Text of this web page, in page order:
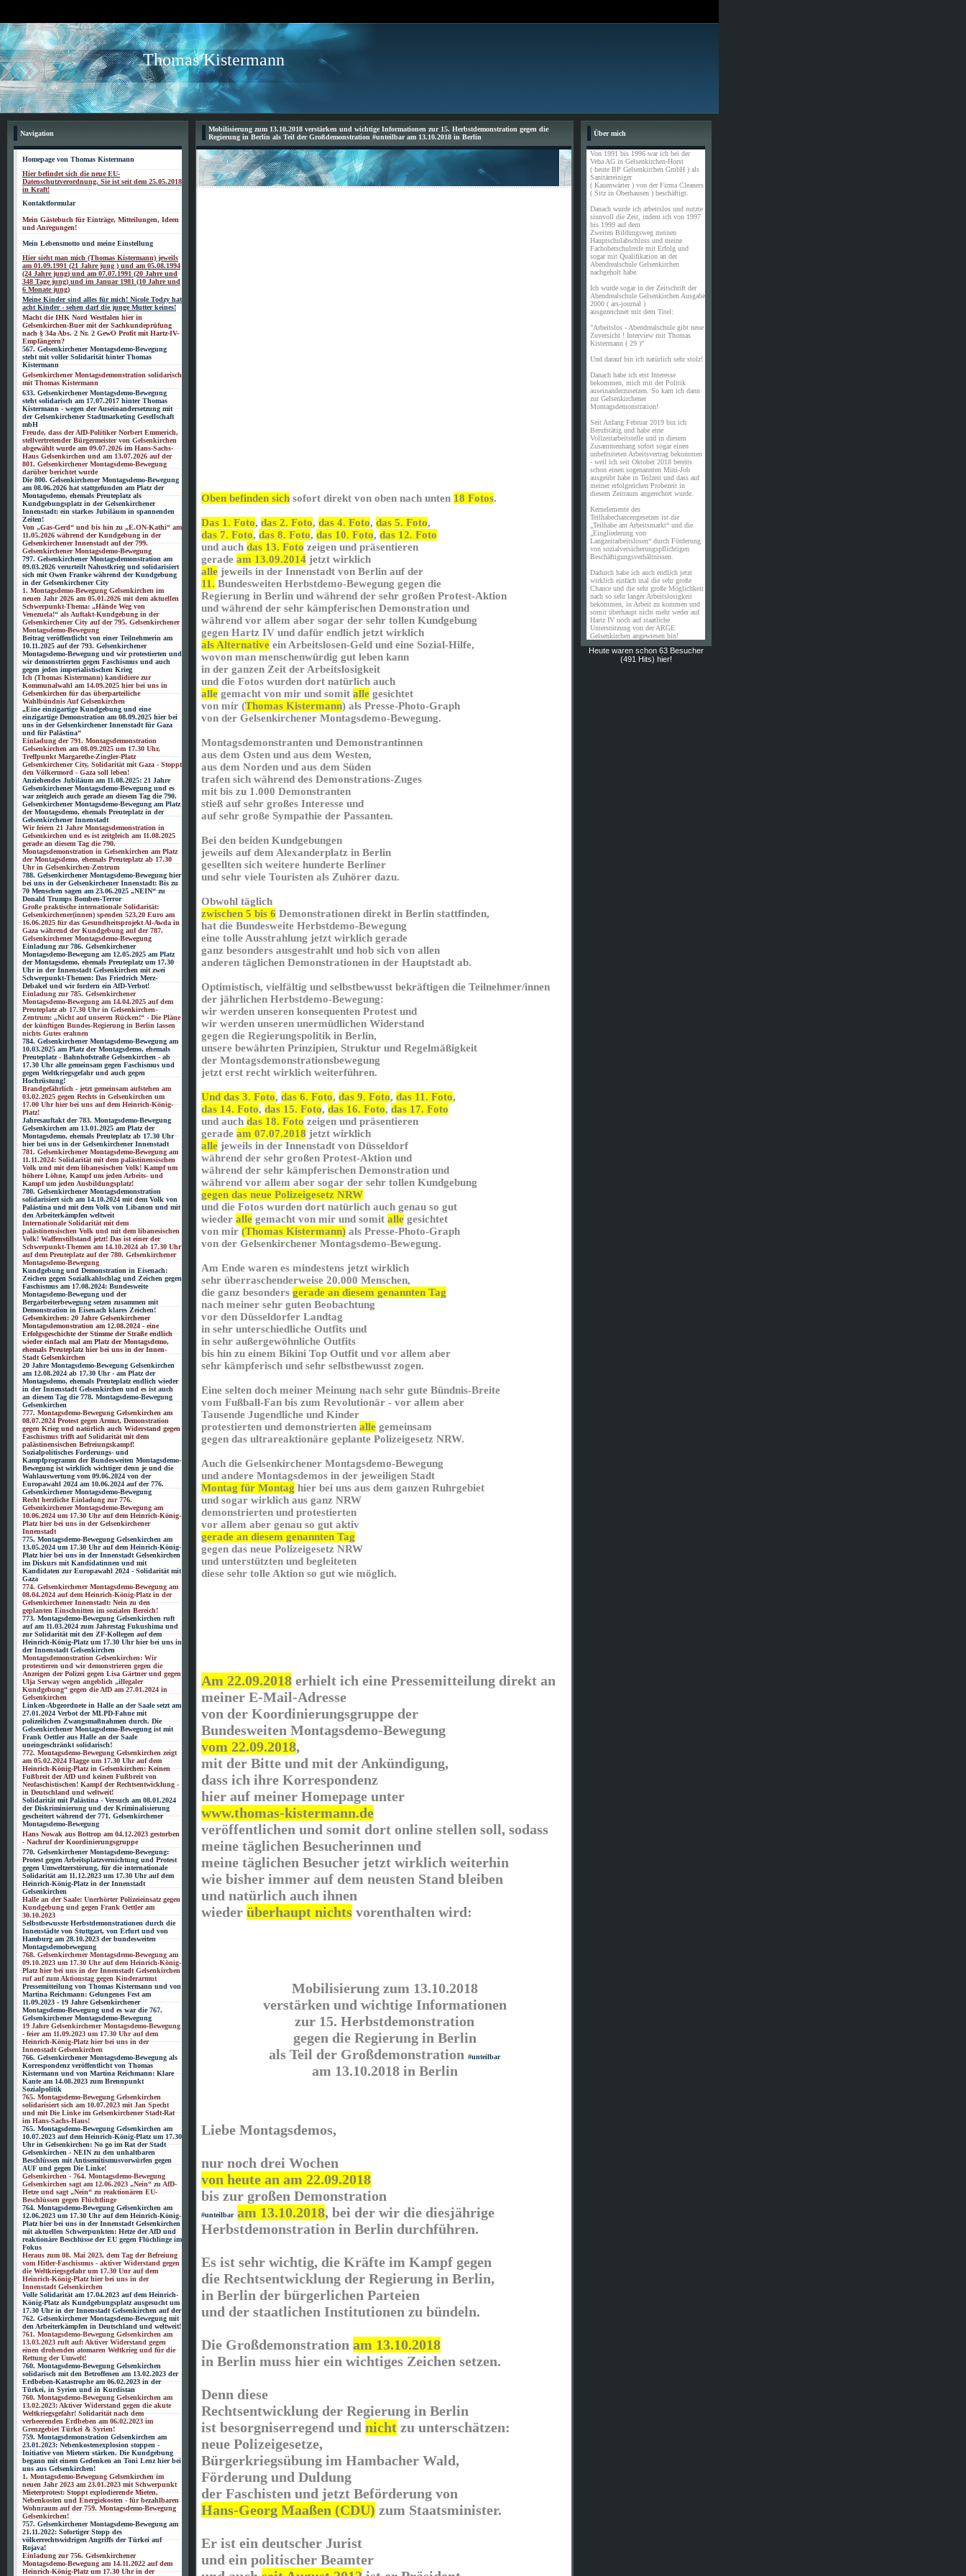
Thomas Kistermann
Navigation
Homepage von Thomas Kistermann
Hier befindet sich die neue EU-
Datenschutzverordnung. Sie ist seit dem 25.05.2018
in Kraft!
Kontaktformular
Mein Gästebuch für Einträge, Mitteilungen, Ideen
und Anregungen!
Mein Lebensmotto und meine Einstellung
Hier sieht man mich (Thomas Kistermann) jeweils
am 01.09.1991 (21 Jahre jung ) und am 05.08.1994
(24 Jahre jung) und am 07.07.1991 (20 Jahre und
348 Tage jung) und im Januar 1981 (10 Jahre und
6 Monate jung)
Meine Kinder sind alles für mich! Nicole Todzy hat
acht Kinder - sehen darf die junge Mutter keines!
Macht die IHK Nord Westfalen hier in
Gelsenkirchen-Buer mit der Sachkundeprüfung
nach § 34a Abs. 2 Nr. 2 GewO Profit mit Hartz-IV-
Empfängern?
567. Gelsenkirchener Montagsdemo-Bewegung
steht mit voller Solidarität hinter Thomas
Kistermann
Gelsenkirchener Montagsdemonstration solidarisch
mit Thomas Kistermann
633. Gelsenkirchener Montagsdemo-Bewegung
steht solidarisch am 17.07.2017 hinter Thomas
Kistermann - wegen der Auseinandersetzung mit
der Gelsenkirchener Stadtmarketing Gesellschaft
mbH
Freude, dass der AfD-Politiker Norbert Emmerich,
stellvertretender Bürgermeister von Gelsenkirchen
abgewählt wurde am 09.07.2026 im Hans-Sachs-
Haus Gelsenkirchen und am 13.07.2026 auf der
801. Gelsenkirchener Montagsdemo-Bewegung
darüber berichtet wurde
Die 800. Gelsenkirchener Montagsdemo-Bewegung
am 08.06.2026 hat stattgefunden am Platz der
Montagsdemo, ehemals Preuteplatz als
Kundgebungsplatz in der Gelsenkirchener
Innenstadt: ein starkes Jubiläum in spannenden
Zeiten!
Von „Gas-Gerd“ und bis hin zu „E.ON-Kathi“ am
11.05.2026 während der Kundgebung in der
Gelsenkirchener Innenstadt auf der 799.
Gelsenkirchener Montagsdemo-Bewegung
797. Gelsenkirchener Montagsdemonstration am
09.03.2026 verurteilt Nahostkrieg und solidarisiert
sich mit Owen Franke während der Kundgebung
in der Gelsenkirchener City
1. Montagsdemo-Bewegung Gelsenkirchen im
neuen Jahr 2026 am 05.01.2026 mit dem aktuellen
Schwerpunkt-Thema: „Hände Weg von
Venezuela!“ als Auftakt-Kundgebung in der
Gelsenkirchener City auf der 795. Gelsenkirchener
Montagsdemo-Bewegung
Beitrag veröffentlicht von einer Teilnehmerin am
10.11.2025 auf der 793. Gelsenkirchener
Montagsdemo-Bewegung und wir protestierten und
wir demonstrierten gegen Faschismus und auch
gegen jeden imperialistischen Krieg
Ich (Thomas Kistermann) kandidiere zur
Kommunalwahl am 14.09.2025 hier bei uns in
Gelsenkirchen für das überparteiliche
Wahlbündnis Auf Gelsenkirchen
„Eine einzigartige Kundgebung und eine
einzigartige Demonstration am 08.09.2025 hier bei
uns in der Gelsenkirchener Innenstadt für Gaza
und für Palästina“
Einladung der 791. Montagsdemonstration
Gelsenkirchen am 08.09.2025 um 17.30 Uhr,
Treffpunkt Margarethe-Zingler-Platz
Gelsenkirchener City, Solidarität mit Gaza - Stoppt
den Völkermord - Gaza soll leben!
Anziehendes Jubiläum am 11.08.2025: 21 Jahre
Gelsenkirchener Montagsdemo-Bewegung und es
war zeitgleich auch gerade an diesem Tag die 790.
Gelsenkirchener Montagsdemo-Bewegung am Platz
der Montagsdemo, ehemals Preuteplatz in der
Gelsenkirchener Innenstadt
Wir feiern 21 Jahre Montagsdemonstration in
Gelsenkirchen und es ist zeitgleich am 11.08.2025
gerade an diesem Tag die 790.
Montagsdemonstration in Gelsenkirchen am Platz
der Montagsdemo, ehemals Preuteplatz ab 17.30
Uhr in Gelsenkirchen-Zentrum
788. Gelsenkirchener Montagsdemo-Bewegung hier
bei uns in der Gelsenkirchener Innenstadt: Bis zu
70 Menschen sagen am 23.06.2025 „NEIN“ zu
Donald Trumps Bomben-Terror
Große praktische internationale Solidarität:
Gelsenkirchener(innen) spenden 523,20 Euro am
16.06.2025 für das Gesundheitsprojekt Al-Awda in
Gaza während der Kundgebung auf der 787.
Gelsenkirchener Montagsdemo-Bewegung
Einladung zur 786. Gelsenkirchener
Montagsdemo-Bewegung am 12.05.2025 am Platz
der Montagsdemo, ehemals Preuteplatz um 17.30
Uhr in der Innenstadt Gelsenkirchen mit zwei
Schwerpunkt-Themen: Das Friedrich Merz-
Debakel und wir fordern ein AfD-Verbot!
Einladung zur 785. Gelsenkirchener
Montagsdemo-Bewegung am 14.04.2025 auf dem
Preuteplatz ab 17.30 Uhr in Gelsenkirchen-
Zentrum: „Nicht auf unseren Rücken!“ - Die Pläne
der künftigen Bundes-Regierung in Berlin lassen
nichts Gutes erahnen
784. Gelsenkirchener Montagsdemo-Bewegung am
10.03.2025 am Platz der Montagsdemo, ehemals
Preuteplatz - Bahnhofstraße Gelsenkirchen - ab
17.30 Uhr alle gemeinsam gegen Faschismus und
gegen Weltkriegsgefahr und auch gegen
Hochrüstung!
Brandgefährlich - jetzt gemeinsam aufstehen am
03.02.2025 gegen Rechts in Gelsenkirchen um
17.00 Uhr hier bei uns auf dem Heinrich-König-
Platz!
Jahresauftakt der 783. Montagsdemo-Bewegung
Gelsenkirchen am 13.01.2025 am Platz der
Montagsdemo, ehemals Preuteplatz ab 17.30 Uhr
hier bei uns in der Gelsenkirchener Innenstadt
781. Gelsenkirchener Montagsdemo-Bewegung am
11.11.2024: Solidarität mit dem palästinensischen
Volk und mit dem libanesischen Volk! Kampf um
höhere Löhne, Kampf um jeden Arbeits- und
Kampf um jeden Ausbildungsplatz!
780. Gelsenkirchener Montagsdemonstration
solidarisiert sich am 14.10.2024 mit dem Volk von
Palästina und mit dem Volk von Libanon und mit
den Arbeiterkämpfen weltweit
Internationale Solidarität mit dem
palästinensischen Volk und mit dem libanesischen
Volk! Waffenstillstand jetzt! Das ist einer der
Schwerpunkt-Themen am 14.10.2024 ab 17.30 Uhr
auf dem Preuteplatz auf der 780. Gelsenkirchener
Montagsdemo-Bewegung
Kundgebung und Demonstration in Eisenach:
Zeichen gegen Sozialkahlschlag und Zeichen gegen
Faschismus am 17.08.2024: Bundesweite
Montagsdemo-Bewegung und der
Bergarbeiterbewegung setzen zusammen mit
Demonstration in Eisenach klares Zeichen!
Gelsenkirchen: 20 Jahre Gelsenkirchener
Montagsdemonstration am 12.08.2024 - eine
Erfolgsgeschichte der Stimme der Straße endlich
wieder einfach mal am Platz der Montagsdemo,
ehemals Preuteplatz hier bei uns in der Innen-
Stadt Gelsenkirchen
20 Jahre Montagsdemo-Bewegung Gelsenkirchen
am 12.08.2024 ab 17.30 Uhr - am Platz der
Montagsdemo, ehemals Preuteplatz endlich wieder
in der Innenstadt Gelsenkirchen und es ist auch
an diesem Tag die 778. Montagsdemo-Bewegung
Gelsenkirchen
777. Montagsdemo-Bewegung Gelsenkirchen am
08.07.2024 Protest gegen Armut, Demonstration
gegen Krieg und natürlich auch Widerstand gegen
Faschismus trifft auf Solidarität mit dem
palästinensischen Befreiungskampf!
Sozialpolitisches Forderungs- und
Kampfprogramm der Bundesweiten Montagsdemo-
Bewegung ist wirklich wichtiger denn je und die
Wahlauswertung vom 09.06.2024 von der
Europawahl 2024 am 10.06.2024 auf der 776.
Gelsenkirchener Montagsdemo-Bewegung
Recht herzliche Einladung zur 776.
Gelsenkirchener Montagsdemo-Bewegung am
10.06.2024 um 17.30 Uhr auf dem Heinrich-König-
Platz hier bei uns in der Gelsenkirchener
Innenstadt
775. Montagsdemo-Bewegung Gelsenkirchen am
13.05.2024 um 17.30 Uhr auf dem Heinrich-König-
Platz hier bei uns in der Innenstadt Gelsenkirchen
im Diskurs mit Kandidatinnen und mit
Kandidaten zur Europawahl 2024 - Solidarität mit
Gaza
774. Gelsenkirchener Montagsdemo-Bewegung am
08.04.2024 auf dem Heinrich-König-Platz in der
Gelsenkirchener Innenstadt: Nein zu den
geplanten Einschnitten im sozialen Bereich!
773. Montagsdemo-Bewegung Gelsenkirchen ruft
auf am 11.03.2024 zum Jahrestag Fukushima und
zur Solidarität mit den ZF-Kollegen auf dem
Heinrich-König-Platz um 17.30 Uhr hier bei uns in
der Innenstadt Gelsenkirchen
Montagsdemonstration Gelsenkirchen: Wir
protestieren und wir demonstrieren gegen die
Anzeigen der Polizei gegen Lisa Gärtner und gegen
Ulja Serway wegen angeblich „illegaler
Kundgebung“ gegen die AfD am 27.01.2024 in
Gelsenkirchen
Linken-Abgeordnete in Halle an der Saale setzt am
27.01.2024 Verbot der MLPD-Fahne mit
polizeilichen Zwangsmaßnahmen durch. Die
Gelsenkirchener Montagsdemo-Bewegung ist mit
Frank Oettler aus Halle an der Saale
uneingeschränkt solidarisch!
772. Montagsdemo-Bewegung Gelsenkirchen zeigt
am 05.02.2024 Flagge um 17.30 Uhr auf dem
Heinrich-König-Platz in Gelsenkirchen: Keinen
Fußbreit der AfD und keinen Fußbreit von
Neofaschistischen! Kampf der Rechtsentwicklung -
in Deutschland und weltweit!
Solidarität mit Palästina - Versuch am 08.01.2024
der Diskriminierung und der Kriminalisierung
gescheitert während der 771. Gelsenkirchener
Montagsdemo-Bewegung
Hans Nowak aus Bottrop am 04.12.2023 gestorben
- Nachruf der Koordinierungsgruppe
770. Gelsenkirchener Montagsdemo-Bewegung:
Protest gegen Arbeitsplatzvernichtung und Protest
gegen Umweltzerstörung, für die internationale
Solidarität am 11.12.2023 um 17.30 Uhr auf dem
Heinrich-König-Platz in der Innenstadt
Gelsenkirchen
Halle an der Saale: Unerhörter Polizeieinsatz gegen
Kundgebung und gegen Frank Oettler am
30.10.2023
Selbstbewusste Herbstdemonstrationen durch die
Innenstädte von Stuttgart, von Erfurt und von
Hamburg am 28.10.2023 der bundesweiten
Montagsdemobewegung
768. Gelsenkirchener Montagsdemo-Bewegung am
09.10.2023 um 17.30 Uhr auf dem Heinrich-König-
Platz hier bei uns in der Innenstadt Gelsenkirchen
ruf auf zum Aktionstag gegen Kinderarmut
Pressemitteilung von Thomas Kistermann und von
Martina Reichmann: Gelungenes Fest am
11.09.2023 - 19 Jahre Gelsenkirchener
Montagsdemo-Bewegung und es war die 767.
Gelsenkirchener Montagsdemo-Bewegung
19 Jahre Gelsenkirchener Montagsdemo-Bewegung
- feier am 11.09.2023 um 17.30 Uhr auf dem
Heinrich-König-Platz hier bei uns in der
Innenstadt Gelsenkirchen
766. Gelsenkirchener Montagsdemo-Bewegung als
Korrespondenz veröffentlicht von Thomas
Kistermann und von Martina Reichmann: Klare
Kante am 14.08.2023 zum Brennpunkt
Sozialpolitik
765. Montagsdemo-Bewegung Gelsenkirchen
solidarisiert sich am 10.07.2023 mit Jan Specht
und mit Die Linke im Gelsenkirchener Stadt-Rat
im Hans-Sachs-Haus!
765. Montagsdemo-Bewegung Gelsenkirchen am
10.07.2023 auf dem Heinrich-König-Platz um 17.30
Uhr in Gelsenkirchen: No go im Rat der Stadt
Gelsenkirchen - NEIN zu den unhaltbaren
Beschlüssen mit Antisemitismusvorwürfen gegen
AUF und gegen Die Linke!
Gelsenkirchen - 764. Montagsdemo-Bewegung
Gelsenkirchen sagt am 12.06.2023 „Nein“ zu AfD-
Hetze und sagt „Nein“ zu reaktionären EU-
Beschlüssen gegen Flüchtlinge
764. Montagsdemo-Bewegung Gelsenkirchen am
12.06.2023 um 17.30 Uhr auf dem Heinrich-König-
Platz hier bei uns in der Innenstadt Gelsenkirchen
mit aktuellen Schwerpunkten: Hetze der AfD und
reaktionäre Beschlüsse der EU gegen Flüchlinge im
Fokus
Heraus zum 08. Mai 2023, dem Tag der Befreiung
vom Hitler-Faschismus - aktiver Widerstand gegen
die Weltkriegsgefahr um 17.30 Unr auf dem
Heinrich-König-Platz hier bei uns in der
Innenstadt Gelsenkirchen
Volle Solidarität am 17.04.2023 auf dem Heinrich-
König-Platz als Kundgebungsplatz ausgesucht um
17.30 Uhr in der Innenstadt Gelsenkirchen auf der
762. Gelsenkirchener Montagsdemo-Bewegung mit
den Arbeiterkämpfen in Deutschland und weltweit!
761. Montagsdemo-Bewegung Gelsenkirchen am
13.03.2023 ruft auf: Aktiver Widerstand gegen
einen drohenden atomaren Weltkrieg und für die
Rettung der Umwelt!
760. Montagsdemo-Bewegung Gelsenkirchen
solidarisch mit den Betroffenen am 13.02.2023 der
Erdbeben-Katastrophe am 06.02.2023 in der
Türkei, in Syrien und in Kurdistan
760. Montagsdemo-Bewegung Gelsenkirchen am
13.02.2023: Aktiver Widerstand gegen die akute
Weltkriegsgefahr! Solidarität nach dem
verheerenden Erdbeben am 06.02.2023 im
Grenzgebiet Türkei & Syrien!
759. Montagsdemonstration Gelsenkirchen am
23.01.2023: Nebenkostenexplosion stoppen -
Initiative von Mietern stärken. Die Kundgebung
begann mit einem Gedenken an Toni Lenz hier bei
uns aus Gelsenkirchen!
1. Montagsdemo-Bewegung Gelsenkirchen im
neuen Jahr 2023 am 23.01.2023 mit Schwerpunkt
Mieterprotest: Stoppt explodierende Mieten,
Nebenkosten und Energiekosten - für bezahlbaren
Wohnraum auf der 759. Montagsdemo-Bewegung
Gelsenkirchen!
757. Gelsenkirchener Montagsdemo-Bewegung am
21.11.2022: Sofortiger Stopp des
völkerrechtswidrigen Angriffs der Türkei auf
Rojava!
Einladung zur 756. Gelsenkirchener
Montagsdemo-Bewegung am 14.11.2022 auf dem
Heinrich-König-Platz um 17.30 Uhr in der
Mobilisierung zum 13.10.2018 verstärken und wichtige Informationen zur 15. Herbstdemonstration gegen die
Regierung in Berlin als Teil der Großdemonstration #unteilbar am 13.10.2018 in Berlin
Oben befinden sich sofort direkt von oben nach unten 18 Fotos.
Das 1. Foto, das 2. Foto, das 4. Foto, das 5. Foto,
das 7. Foto, das 8. Foto, das 10. Foto, das 12. Foto
und auch das 13. Foto zeigen und präsentieren
gerade am 13.09.2014 jetzt wirklich
alle jeweils in der Innenstadt von Berlin auf der
11. Bundesweiten Herbstdemo-Bewegung gegen die
Regierung in Berlin und während der sehr großen Protest-Aktion
und während der sehr kämpferischen Demonstration und
während vor allem aber sogar der sehr tollen Kundgebung
gegen Hartz IV und dafür endlich jetzt wirklich
als Alternative ein Arbeitslosen-Geld und eine Sozial-Hilfe,
wovon man menschenwürdig gut leben kann
in der ganzen Zeit der Arbeitslosigkeit
und die Fotos wurden dort natürlich auch
alle gemacht von mir und somit alle gesichtet
von mir (Thomas Kistermann) als Presse-Photo-Graph
von der Gelsenkirchener Montagsdemo-Bewegung.
Montagsdemonstranten und Demonstrantinnen
aus dem Osten und aus dem Westen,
aus dem Norden und aus dem Süden
trafen sich während des Demonstrations-Zuges
mit bis zu 1.000 Demonstranten
stieß auf sehr großes Interesse und
auf sehr große Sympathie der Passanten.
Bei den beiden Kundgebungen
jeweils auf dem Alexanderplatz in Berlin
gesellten sich weitere hunderte Berliner
und sehr viele Touristen als Zuhörer dazu.
Obwohl täglich
zwischen 5 bis 6 Demonstrationen direkt in Berlin stattfinden,
hat die Bundesweite Herbstdemo-Bewegung
eine tolle Ausstrahlung jetzt wirklich gerade
ganz besonders ausgestrahlt und hob sich von allen
anderen täglichen Demonstrationen in der Hauptstadt ab.
Optimistisch, vielfältig und selbstbewusst bekräftigen die Teilnehmer/innen
der jährlichen Herbstdemo-Bewegung:
wir werden unseren konsequenten Protest und
wir werden unseren unermüdlichen Widerstand
gegen die Regierungspolitik in Berlin,
unsere bewährten Prinzipien, Struktur und Regelmäßigkeit
der Montagsdemonstrationsbewegung
jetzt erst recht wirklich weiterführen.
Und das 3. Foto, das 6. Foto, das 9. Foto, das 11. Foto,
das 14. Foto, das 15. Foto, das 16. Foto, das 17. Foto
und auch das 18. Foto zeigen und präsentieren
gerade am 07.07.2018 jetzt wirklich
alle jeweils in der Innenstadt von Düsseldorf
während der sehr großen Protest-Aktion und
während der sehr kämpferischen Demonstration und
während vor allem aber sogar der sehr tollen Kundgebung
gegen das neue Polizeigesetz NRW
und die Fotos wurden dort natürlich auch genau so gut
wieder alle gemacht von mir und somit alle gesichtet
von mir (Thomas Kistermann) als Presse-Photo-Graph
von der Gelsenkirchener Montagsdemo-Bewegung.
Am Ende waren es mindestens jetzt wirklich
sehr überraschenderweise 20.000 Menschen,
die ganz besonders gerade an diesem genannten Tag
nach meiner sehr guten Beobachtung
vor den Düsseldorfer Landtag
in sehr unterschiedliche Outfits und
in sehr außergewöhnliche Outfits
bis hin zu einem Bikini Top Outfit und vor allem aber
sehr kämpferisch und sehr selbstbewusst zogen.
Eine selten doch meiner Meinung nach sehr gute Bündnis-Breite
vom Fußball-Fan bis zum Revolutionär - vor allem aber
Tausende Jugendliche und Kinder
protestierten und demonstrierten alle gemeinsam
gegen das ultrareaktionäre geplante Polizeigesetz NRW.
Auch die Gelsenkirchener Montagsdemo-Bewegung
und andere Montagsdemos in der jeweiligen Stadt
Montag für Montag hier bei uns aus dem ganzen Ruhrgebiet
und sogar wirklich aus ganz NRW
demonstrierten und protestierten
vor allem aber genau so gut aktiv
gerade an diesem genannten Tag
gegen das neue Polizeigesetz NRW
und unterstützten und begleiteten
diese sehr tolle Aktion so gut wie möglich.
Am 22.09.2018 erhielt ich eine Pressemitteilung direkt an
meiner E-Mail-Adresse
von der Koordinierungsgruppe der
Bundesweiten Montagsdemo-Bewegung
vom 22.09.2018,
mit der Bitte und mit der Ankündigung,
dass ich ihre Korrespondenz
hier auf meiner Homepage unter
www.thomas-kistermann.de
veröffentlichen und somit dort online stellen soll, sodass
meine täglichen Besucherinnen und
meine täglichen Besucher jetzt wirklich weiterhin
wie bisher immer auf dem neusten Stand bleiben
und natürlich auch ihnen
wieder überhaupt nichts vorenthalten wird:
Mobilisierung zum 13.10.2018
verstärken und wichtige Informationen
zur 15. Herbstdemonstration
gegen die Regierung in Berlin
als Teil der Großdemonstration #unteilbar
am 13.10.2018 in Berlin
Liebe Montagsdemos,
nur noch drei Wochen
von heute an am 22.09.2018
bis zur großen Demonstration
#unteilbar am 13.10.2018, bei der wir die diesjährige
Herbstdemonstration in Berlin durchführen.
Es ist sehr wichtig, die Kräfte im Kampf gegen
die Rechtsentwicklung der Regierung in Berlin,
in Berlin der bürgerlichen Parteien
und der staatlichen Institutionen zu bündeln.
Die Großdemonstration am 13.10.2018
in Berlin muss hier ein wichtiges Zeichen setzen.
Denn diese
Rechtsentwicklung der Regierung in Berlin
ist besorgniserregend und nicht zu unterschätzen:
neue Polizeigesetze,
Bürgerkriegsübung im Hambacher Wald,
Förderung und Duldung
der Faschisten und jetzt Beförderung von
Hans-Georg Maaßen (CDU) zum Staatsminister.
Er ist ein deutscher Jurist
und ein politischer Beamter
Über mich
Von 1991 bis 1996 war ich bei der
Veba AG in Gelsenkirchen-Horst
( heute BP Gelsenkirchen GmbH ) als
Sanitärreiniger
( Kauenwärter ) von der Firma Cleaners
( Sitz in Oberhausen ) beschäftigt.
Danach wurde ich arbeitslos und nutzte
sinnvoll die Zeit, indem ich von 1997
bis 1999 auf dem
Zweiten Bildungsweg meinen
Hauptschulabschluss und meine
Fachoberschulreife mit Erfolg und
sogar mit Qualifikation an der
Abendrealschule Gelsenkirchen
nachgeholt habe.
Ich wurde sogar in der Zeitschrift der
Abendrealschule Gelsenkirchen Ausgabe
2000 ( ars-journal )
ausgezeichnet mit dem Titel:
"Arbeitslos - Abendrealschule gibt neue
Zuversicht ! Interview mit Thomas
Kistermann ( 29 )"
Und darauf bin ich natürlich sehr stolz!
Danach habe ich erst Interesse
bekommen, mich mit der Politik
auseinanderzusetzen. So kam ich dann
zur Gelsenkirchener
Montagsdemonstration!
Seit Anfang Februar 2019 bin ich
Berufstätig und habe eine
Vollzeitarbeitstelle und in diesem
Zusammenhang sofort sogar einen
unbefrsiteten Arbeitsvertrag bekommen
- weil ich seit Oktober 2018 bereits
schon einen sogenannten Mini-Job
ausgeübt habe in Teilzeit und dass auf
meiner erfolgreichen Probezeit in
diesem Zeitraum angerechtet wurde.
Kernelemente des
Teilhabechancengesetzes ist die
„Teilhabe am Arbeitsmarkt“ und die
„Eingliederung von
Langzeitarbeitslosen“ durch Förderung
von sozialversicherungspflichtigen
Beschäftigungsverhältnissen.
Dadurch habe ich auch endlich jetzt
wirklich einfach mal die sehr große
Chance und die sehr große Möglichkeit
nach so sehr langer Arbeitslosigkeit
bekommen, in Arbeit zu kommen und
somit überhaupt nicht mehr weder auf
Hartz IV noch auf staatliche
Unterstützung von der ARGE
Gelsenkirchen angewiesen bin!
Heute waren schon 63 Besucher
(491 Hits) hier!